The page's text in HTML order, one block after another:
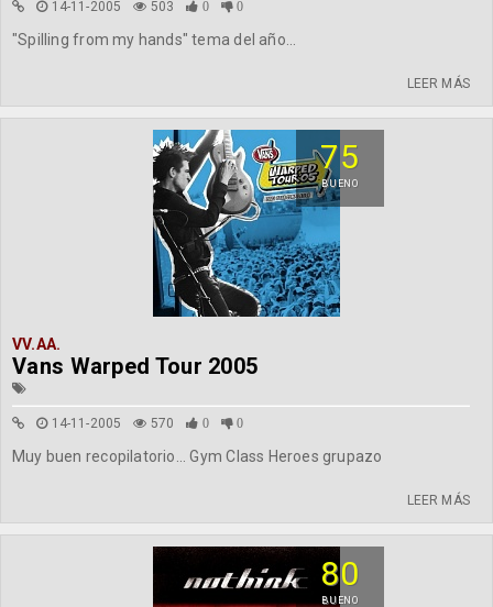
14-11-2005 503 0 0
"Spilling from my hands" tema del año...
LEER MÁS
75
BUENO
VV.AA.
Vans Warped Tour 2005
14-11-2005 570 0 0
Muy buen recopilatorio... Gym Class Heroes grupazo
LEER MÁS
80
BUENO